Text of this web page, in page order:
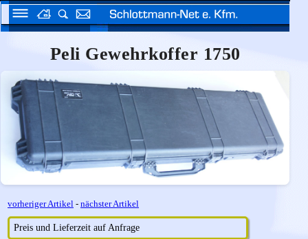
Peli Gewehrkoffer 1750
vorheriger Artikel - nächster Artikel
Preis und Lieferzeit auf Anfrage